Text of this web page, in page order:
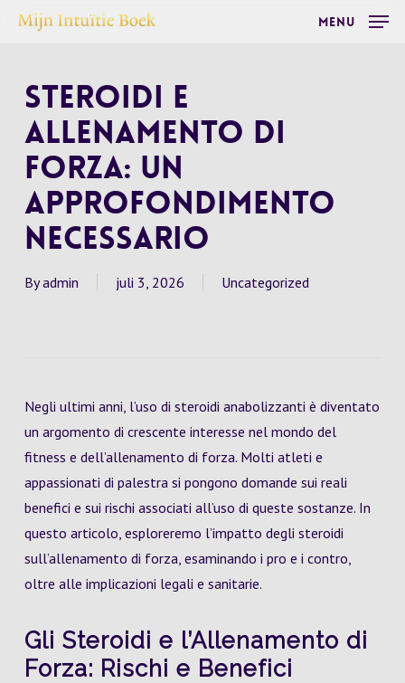
Skip
content
Menu
Steroidi e
Allenamento di
Forza: Un
Approfondimento
Necessario
By admin juli 3, 2026 Uncategorized
Negli ultimi anni, l’uso di steroidi anabolizzanti è diventato
un argomento di crescente interesse nel mondo del
fitness e dell’allenamento di forza. Molti atleti e
appassionati di palestra si pongono domande sui reali
benefici e sui rischi associati all’uso di queste sostanze. In
questo articolo, esploreremo l’impatto degli steroidi
sull’allenamento di forza, esaminando i pro e i contro,
oltre alle implicazioni legali e sanitarie.
Gli Steroidi e l’Allenamento di
Forza: Rischi e Benefici